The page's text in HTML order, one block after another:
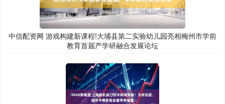
中信配资网 游戏构建新课程!大埔县第二实验幼儿园亮相梅州市学前
教育首届产学研融合发展论坛